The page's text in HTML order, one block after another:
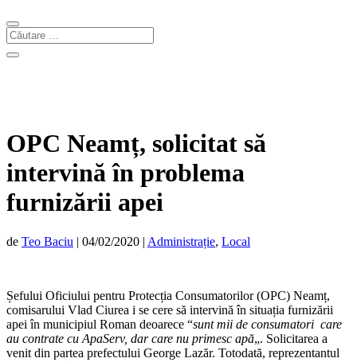
OPC Neamț, solicitat să
intervină în problema
furnizării apei
de Teo Baciu | 04/02/2020 | Administrație, Local
Șefului Oficiului pentru Protecția Consumatorilor (OPC) Neamț,
comisarului Vlad Ciurea i se cere să intervină în situația furnizării
apei în municipiul Roman deoarece “sunt mii de consumatori care
au contrate cu ApaServ, dar care nu primesc apă„. Solicitarea a
venit din partea prefectului George Lazăr. Totodată, reprezentantul